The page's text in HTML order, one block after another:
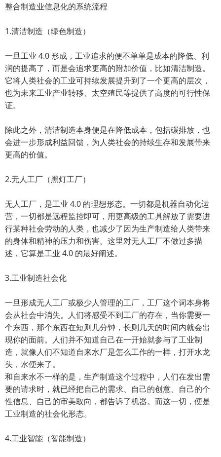
整合制造业信息化的系统流程
1.清洁制造（绿色制造）
一旦工业 4.0 形成，工业追求的便不单单是成本的降低、利
润的提高了，而是会追求更高的附加价值，比如清洁制造。
它将人类社会的工业可持续发展提升到了一个更高的层次，
也为未来工业产业转移、太空殖民等提供了高度的可行性保
证。
除此之外，清洁制造本身便是在降低成本，包括碳排放，也
会进一步形成利益回馈，为人类社会的持续生存和发展带来
更高的价值。
2.无人工厂（黑灯工厂）
无人工厂，是工业 4.0 的理想形态。一切都是机器自动化运
营，一切都是远程监控即可，用更高级的工具解放了需要进
行某种社会劳动的人类，也减少了因为生产制造给人类带来
的身体和精神的压力和伤害。这里对无人工厂不做过多描
述，它算是工业 4.0 的最好阐述。
3.工业制造社会化
一旦形成无人工厂或极少人管理的工厂，工厂这个词本身将
会从社会中消失。人们将感受不到工厂的存在，当你需要一
个东西，那个东西在短则几分钟，长则几天的时间内就会出
现你的面前。人们并不知道自己在一开始就参与了工业制
造，就像人们不知道自来水厂是怎么工作的一样，打开水龙
头，水便来了。
和自来水不一样的是，生产制造这个过程中，人们在发出需
要的请求时，就已经把自己的需求、自己的创意、自己的个
性信息、自己的审美取向，都告诉了机器。而这一切，便是
工业制造的社会化形态。
4.工业智能（智能制造）